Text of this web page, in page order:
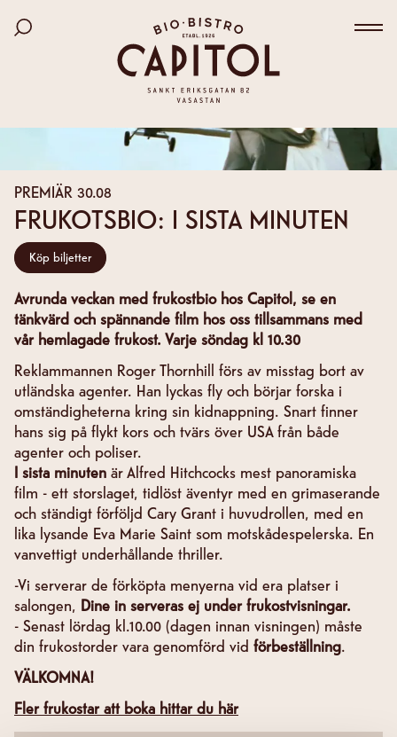
huvudinnehåll
Bio Capitol
Sök bland filmer
PREMIÄR 30.08
FRUKOTSBIO: I SISTA MINUTEN
Köp biljetter
Avrunda veckan med frukostbio hos Capitol, se en
tänkvärd och spännande film hos oss tillsammans med
vår hemlagade frukost. Varje söndag kl 10.30
Reklammannen Roger Thornhill förs av misstag bort av
utländska agenter. Han lyckas fly och börjar forska i
omständigheterna kring sin kidnappning. Snart finner
hans sig på flykt kors och tvärs över USA från både
agenter och poliser.
I sista minuten är Alfred Hitchcocks mest panoramiska
film - ett storslaget, tidlöst äventyr med en grimaserande
och ständigt förföljd Cary Grant i huvudrollen, med en
lika lysande Eva Marie Saint som motskådespelerska. En
vanvettigt underhållande thriller.
-Vi serverar de förköpta menyerna vid era platser i
salongen, Dine in serveras ej under frukostvisningar.
- Senast lördag kl.10.00 (dagen innan visningen) måste
din frukostorder vara genomförd vid förbeställning.
VÄLKOMNA!
Fler frukostar att boka hittar du här